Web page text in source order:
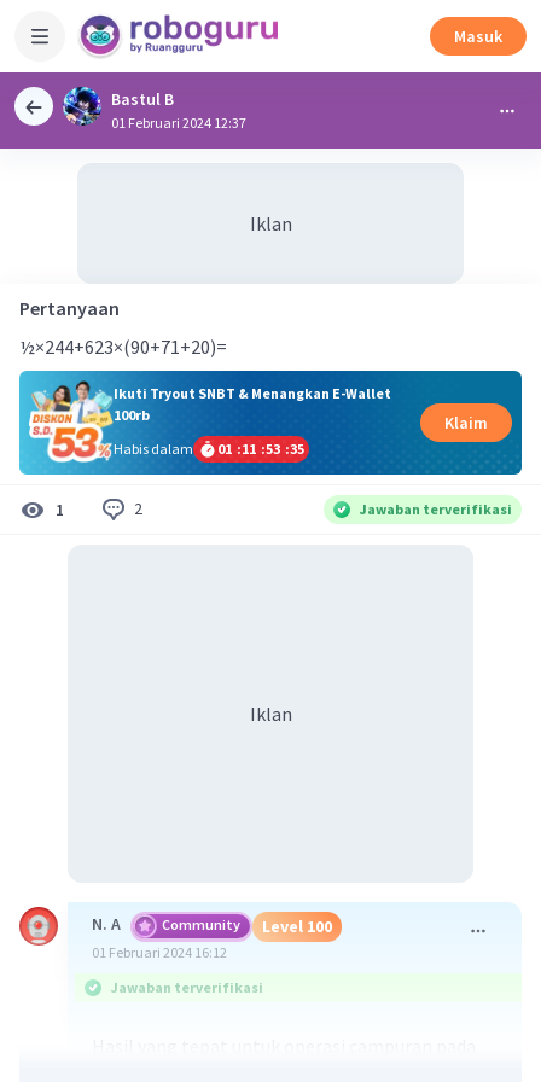
Masuk
Bastul B
01 Februari 2024 12:37
Iklan
Pertanyaan
½×244+623×(90+71+20)=
Ikuti Tryout SNBT & Menangkan E-Wallet
100rb
Habis dalam
01 :11 :53 :35
Klaim
1 2 Jawaban terverifikasi
Iklan
N. A Community Level 100
01 Februari 2024 16:12
Jawaban terverifikasi